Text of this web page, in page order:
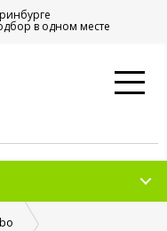
в одном месте